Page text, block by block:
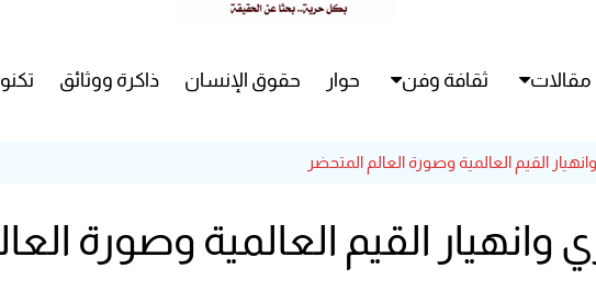
مقالات ثقافة وفن
مسرح
حوار حقوق الإنسان ذاكرة ووثائق
القيم العالمية وصورة العالم المتحضر
وانهيار القيم العالمية وصورة